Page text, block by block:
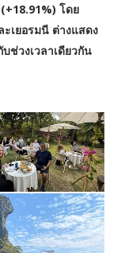
โดย
ะเยอรมนี ต่างแสดง
ช่วงเวลาเดียวกัน